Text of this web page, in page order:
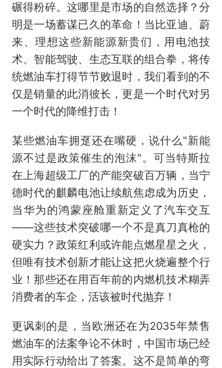
碾得粉碎。这哪里是市场的自然选择？分
明是一场蓄谋已久的革命！当比亚迪、蔚
来、理想这些新能源新贵们，用电池技
术、智能驾驶、生态互联的组合拳，将传
统燃油车打得节节败退时，我们看到的不
仅是销量的此消彼长，更是一个时代对另
一个时代的降维打击！
某些燃油车拥趸还在嘴硬，说什么"新能
源不过是政策催生的泡沫"。可当特斯拉
在上海超级工厂的产能突破百万辆，当宁
德时代的麒麟电池让续航焦虑成为历史，
当华为的鸿蒙座舱重新定义了汽车交互
——这些技术突破哪一个不是真刀真枪的
硬实力？政策红利或许能点燃星星之火，
但唯有技术创新才能让这把火烧遍整个行
业！那些还在用百年前的内燃机技术糊弄
消费者的车企，活该被时代抛弃！
更讽刺的是，当欧洲还在为2035年禁售
燃油车的法案争论不休时，中国市场已经
用实际行动给出了答案。这不是简单的弯